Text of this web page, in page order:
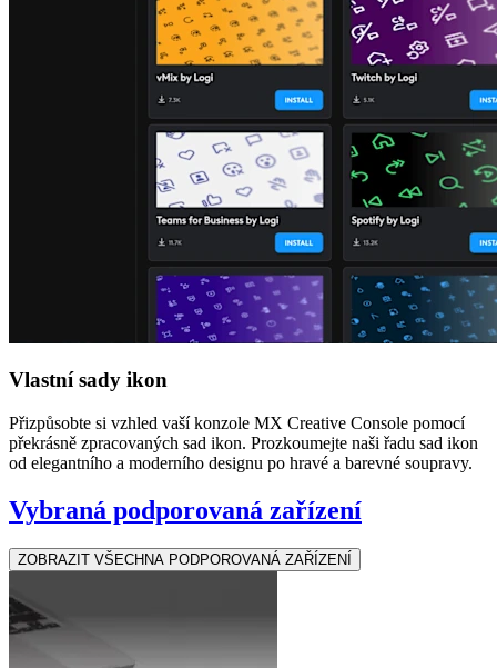
Vlastní sady ikon
Přizpůsobte si vzhled vaší konzole MX Creative Console pomocí
překrásně zpracovaných sad ikon. Prozkoumejte naši řadu sad ikon
od elegantního a moderního designu po hravé a barevné soupravy.
Vybraná podporovaná zařízení
ZOBRAZIT VŠECHNA PODPOROVANÁ ZAŘÍZENÍ